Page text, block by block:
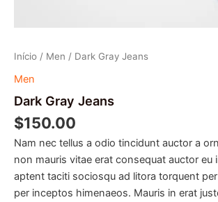
Início / Men / Dark Gray Jeans
Men
Dark Gray Jeans
$150.00
Nam nec tellus a odio tincidunt auctor a
non mauris vitae erat consequat auctor eu
aptent taciti sociosqu ad litora torquent
per inceptos himenaeos. Mauris in erat